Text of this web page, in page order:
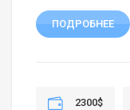
ПОДРОБНЕЕ
2300$